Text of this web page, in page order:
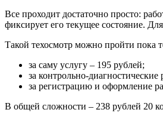
Все проходит достаточно просто:
фиксирует его текущее состояние.
Такой техосмотр можно пройти пока
за саму услугу – 195 рублей;
за контрольно-
за регистрацию и оформление
В общей сложности – 238 рублей 20